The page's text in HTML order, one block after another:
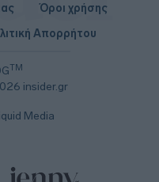
TM
insider.gr
Όροι χρήσης
Απορρήτου
Media